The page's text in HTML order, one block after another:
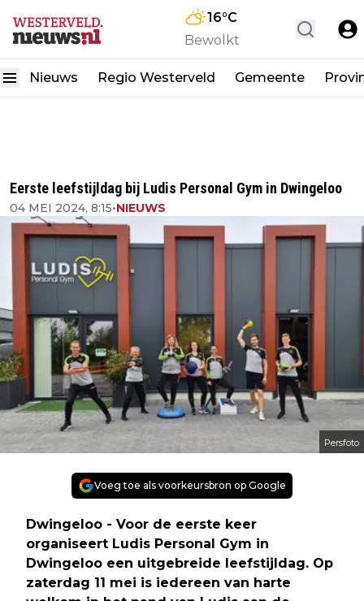
16°C
Bewolkt
Nieuws Regio Westerveld Gemeente
Eerste leefstijldag bij Ludis Personal Gym in Dwingeloo
04 MEI 2024, 8:15•NIEUWS
Persfoto
Voeg toe als voorkeursbron op Google
Dwingeloo - Voor de eerste keer
organiseert Ludis Personal Gym in
Dwingeloo een uitgebreide leefstijldag. Op
zaterdag 11 mei is iedereen van harte